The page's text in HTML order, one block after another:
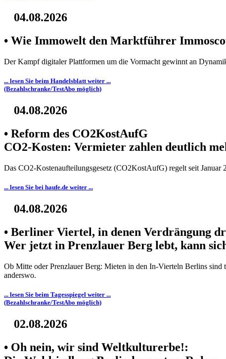
04.08.2026
• Wie Immowelt den Marktführer
Der Kampf digitaler Plattformen um die Vormacht gewinnt an
... lesen Sie beim Handelsblatt weiter ...
(Bezahlschranke/TestAbo möglich)
04.08.2026
• Reform des CO2KostAufG
CO2-Kosten: Vermieter zahlen deutlich
Das CO2-Kostenaufteilungsgesetz (CO2KostAufG) regelt seit
... lesen Sie bei haufe.de weiter ...
04.08.2026
• Berliner Viertel, in denen Verdrängung
Wer jetzt in Prenzlauer Berg lebt, kann
Ob Mitte oder Prenzlauer Berg: Mieten in den In-Vierteln Berlins sind
anderswo.
... lesen Sie beim Tagesspiegel weiter ...
(Bezahlschranke/TestAbo möglich)
02.08.2026
• Oh nein, wir sind Weltkulturerbe!: